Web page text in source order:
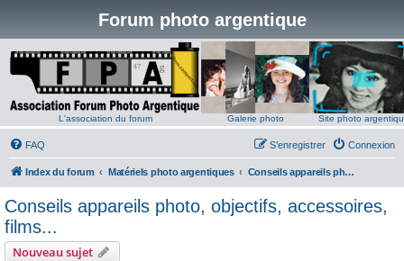
Forum photo argentique
L'association du forum Galerie photo Site photo
FAQ Connexion
S’enregistrer
Index du forum Matériels photo argentiques Conseils appareils photo, objectifs, accessoires, films...
Conseils appareils photo, objectifs, accessoires,
films...
Nouveau sujet